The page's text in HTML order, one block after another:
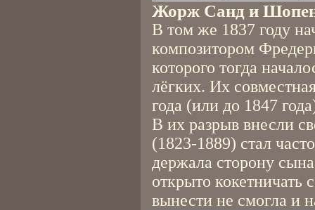
Жорж Санд и
В том же 1837 году
композитором
которого тогда
лёгких. Их
года (или до 1847
В их разрыв внесли
(1823-1889) стал
держала сторону
открыто кокетничать
вынести не смогла и